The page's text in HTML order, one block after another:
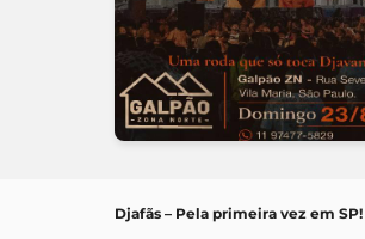
Djafãs – Pela primeira vez em SP!